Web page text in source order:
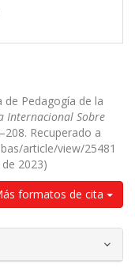
de Pedagogía de la
Internacional Sobre
Recuperado a
article/view/25481
2023)
formatos de cita